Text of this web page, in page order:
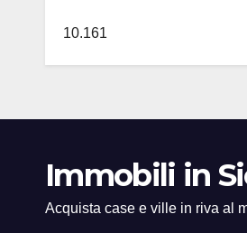
10.161
Immobili in
Acquista case e ville in riva al